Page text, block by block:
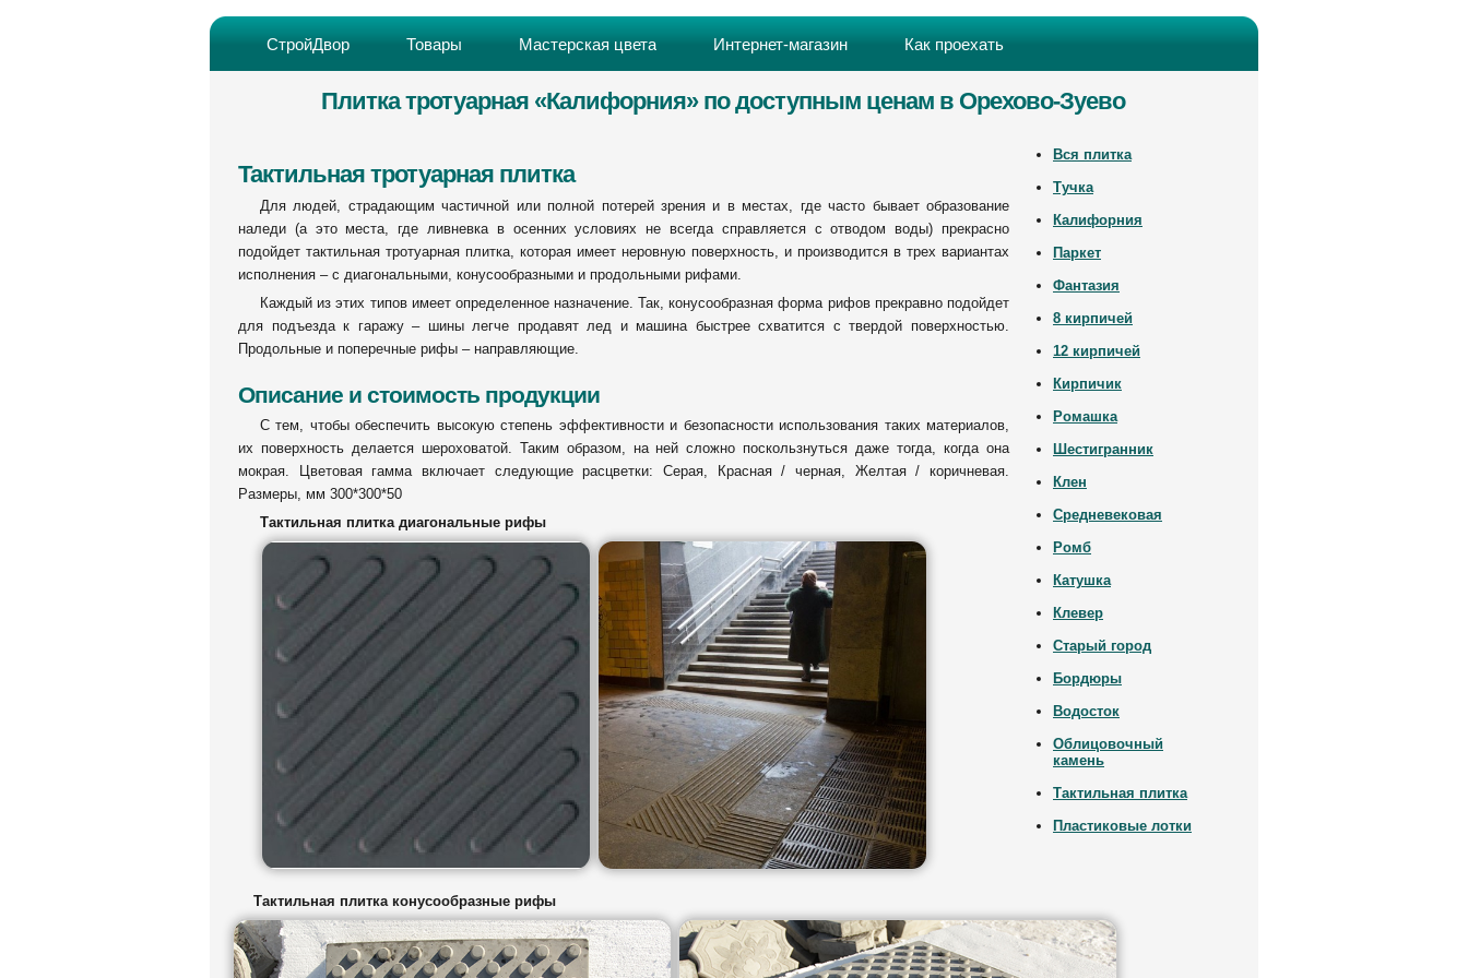
СтройДвор Товары Мастерская цвета Интернет-магазин Как проехать
Плитка тротуарная «Калифорния» по доступным ценам в Орехово-Зуево
Тактильная тротуарная плитка
Для людей, страдающим частичной или полной потерей зрения и в местах, где часто бывает образование
наледи (а это места, где ливневка в осенних условиях не всегда справляется с отводом воды) прекрасно
подойдет тактильная тротуарная плитка, которая имеет неровную поверхность, и производится в трех вариантах
исполнения – с диагональными, конусообразными и продольными рифами.
Каждый из этих типов имеет определенное назначение. Так, конусообразная форма рифов прекравно подойдет
для подъезда к гаражу – шины легче продавят лед и машина быстрее схватится с твердой поверхностью.
Продольные и поперечные рифы – направляющие.
Описание и стоимость продукции
С тем, чтобы обеспечить высокую степень эффективности и безопасности использования таких материалов,
их поверхность делается шероховатой. Таким образом, на ней сложно поскользнуться даже тогда, когда она
мокрая. Цветовая гамма включает следующие расцветки: Серая, Красная / черная, Желтая / коричневая.
Размеры, мм 300*300*50
Тактильная плитка диагональные рифы
Вся плитка
Тучка
Калифорния
Паркет
Фантазия
8 кирпичей
12 кирпичей
Кирпичик
Ромашка
Шестигранник
Клен
Средневековая
Ромб
Катушка
Клевер
Старый город
Бордюры
Водосток
Облицовочный
камень
Тактильная плитка
Пластиковые лотки
Тактильная плитка конусообразные рифы